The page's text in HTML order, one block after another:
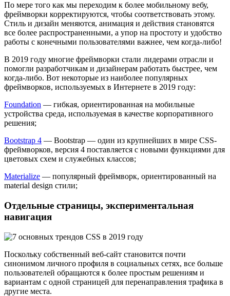
По мере того как мы переходим к более мобильному вебу,
фреймворки корректируются, чтобы соответствовать этому.
Стиль и дизайн меняются, анимация и действия становятся
все более распространенными, а упор на простоту и удобство
работы с конечными пользователями важнее, чем когда-либо!
В 2019 году многие фреймворки стали лидерами отрасли и
помогли разработчикам и дизайнерам работать быстрее, чем
когда-либо. Вот некоторые из наиболее популярных
фреймворков, используемых в Интернете в 2019 году:
Foundation — гибкая, ориентированная на мобильные
устройства среда, используемая в качестве корпоративного
решения;
Bootstrap 4 — Bootstrap — один из крупнейших в мире CSS-
фреймворков, версия 4 поставляется с новыми функциями для
цветовых схем и служебных классов;
Materialize — популярный фреймворк, ориентированный на
material design стили;
Отдельные страницы, экспериментальная
навигация
Поскольку собственный веб-сайт становится почти
синонимом личного профиля в социальных сетях, все больше
пользователей обращаются к более простым решениям и
вариантам с одной страницей для перенаправления трафика в
другие места.